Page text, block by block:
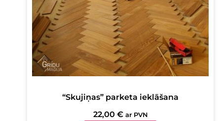
“Skujiņas” parketa ieklāšana
22,00 € ar PVN